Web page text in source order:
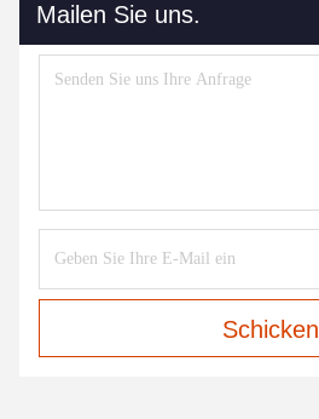
Mailen Sie uns.
Schicken